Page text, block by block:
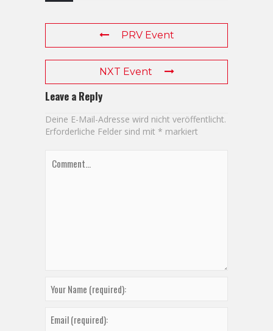
PRV Event
NXT Event
Leave a Reply
Deine E-Mail-Adresse wird nicht veröffentlicht.
Erforderliche Felder sind mit * markiert